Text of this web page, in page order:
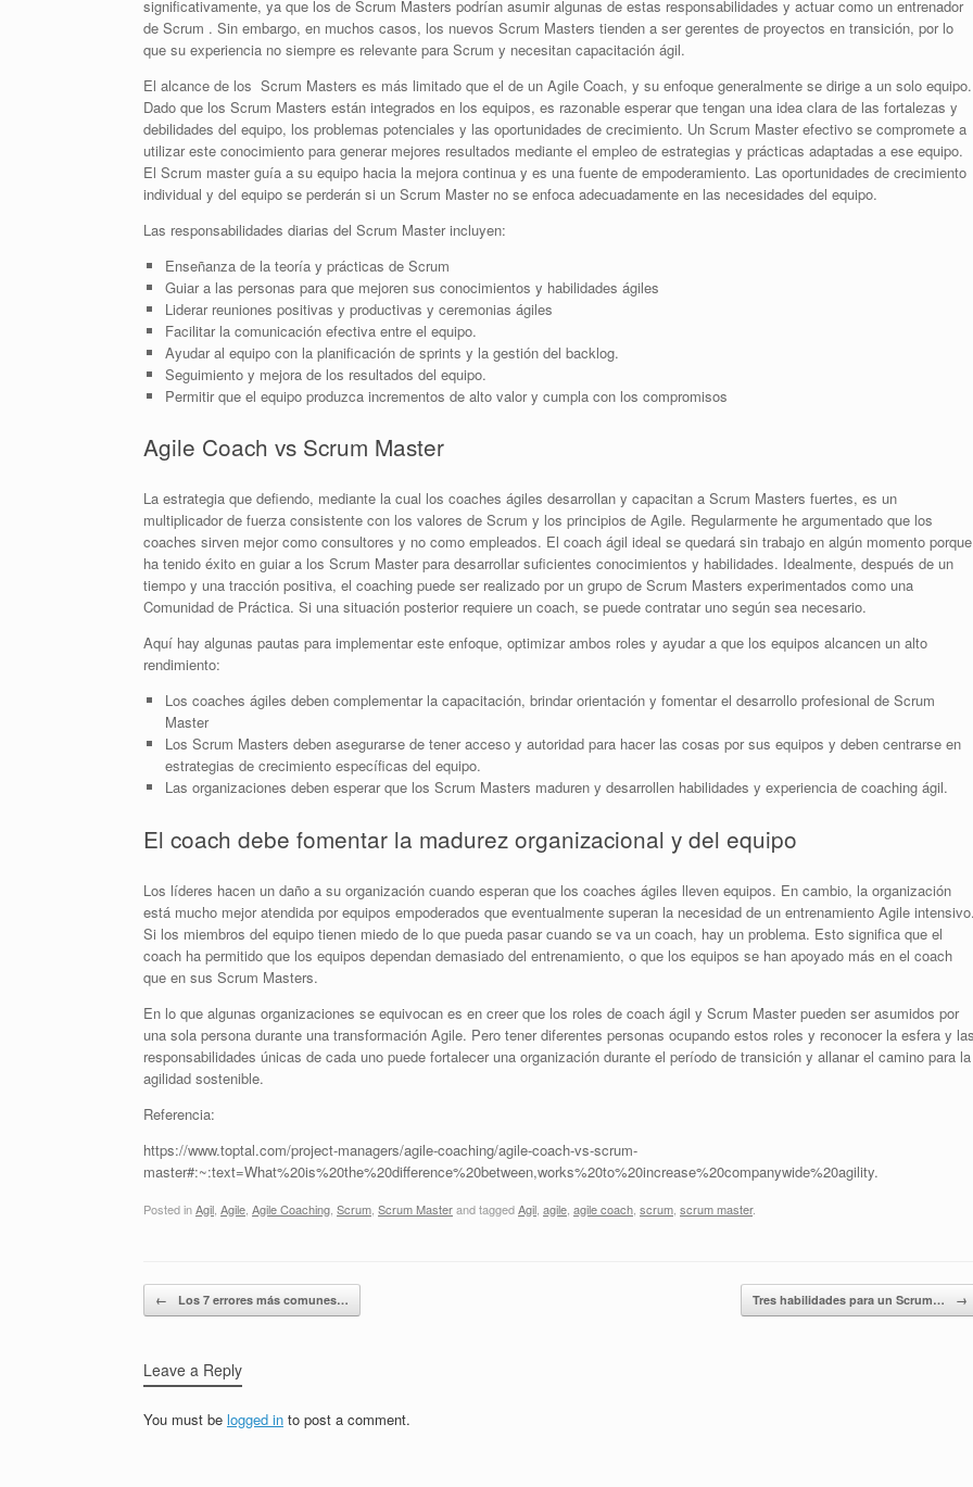
significativamente, ya que los de Scrum Masters podrían asumir algunas de estas responsabilidades y actuar como un entrenador
de Scrum . Sin embargo, en muchos casos, los nuevos Scrum Masters tienden a ser gerentes de proyectos en transición, por lo
que su experiencia no siempre es relevante para Scrum y necesitan capacitación ágil.
El alcance de los Scrum Masters es más limitado que el de un Agile Coach, y su enfoque generalmente se dirige a un solo equipo.
Dado que los Scrum Masters están integrados en los equipos, es razonable esperar que tengan una idea clara de las fortalezas y
debilidades del equipo, los problemas potenciales y las oportunidades de crecimiento. Un Scrum Master efectivo se compromete a
utilizar este conocimiento para generar mejores resultados mediante el empleo de estrategias y prácticas adaptadas a ese equipo.
El Scrum master guía a su equipo hacia la mejora continua y es una fuente de empoderamiento. Las oportunidades de crecimiento
individual y del equipo se perderán si un Scrum Master no se enfoca adecuadamente en las necesidades del equipo.
Las responsabilidades diarias del Scrum Master incluyen:
Enseñanza de la teoría y prácticas de Scrum
Guiar a las personas para que mejoren sus conocimientos y habilidades ágiles
Liderar reuniones positivas y productivas y ceremonias ágiles
Facilitar la comunicación efectiva entre el equipo.
Ayudar al equipo con la planificación de sprints y la gestión del backlog.
Seguimiento y mejora de los resultados del equipo.
Permitir que el equipo produzca incrementos de alto valor y cumpla con los compromisos
Agile Coach vs Scrum Master
La estrategia que defiendo, mediante la cual los coaches ágiles desarrollan y capacitan a Scrum Masters fuertes, es un
multiplicador de fuerza consistente con los valores de Scrum y los principios de Agile. Regularmente he argumentado que los
coaches sirven mejor como consultores y no como empleados. El coach ágil ideal se quedará sin trabajo en algún momento porque
ha tenido éxito en guiar a los Scrum Master para desarrollar suficientes conocimientos y habilidades. Idealmente, después de un
tiempo y una tracción positiva, el coaching puede ser realizado por un grupo de Scrum Masters experimentados como una
Comunidad de Práctica. Si una situación posterior requiere un coach, se puede contratar uno según sea necesario.
Aquí hay algunas pautas para implementar este enfoque, optimizar ambos roles y ayudar a que los equipos alcancen un alto
rendimiento:
Los coaches ágiles deben complementar la capacitación, brindar orientación y fomentar el desarrollo profesional de Scrum
Master
Los Scrum Masters deben asegurarse de tener acceso y autoridad para hacer las cosas por sus equipos y deben centrarse en
estrategias de crecimiento específicas del equipo.
Las organizaciones deben esperar que los Scrum Masters maduren y desarrollen habilidades y experiencia de coaching ágil.
El coach debe fomentar la madurez organizacional y del equipo
Los líderes hacen un daño a su organización cuando esperan que los coaches ágiles lleven equipos. En cambio, la organización
está mucho mejor atendida por equipos empoderados que eventualmente superan la necesidad de un entrenamiento Agile
Si los miembros del equipo tienen miedo de lo que pueda pasar cuando se va un coach, hay un problema. Esto significa que el
coach ha permitido que los equipos dependan demasiado del entrenamiento, o que los equipos se han apoyado más en el coach
que en sus Scrum Masters.
En lo que algunas organizaciones se equivocan es en creer que los roles de coach ágil y Scrum Master pueden ser asumidos por
una sola persona durante una transformación Agile. Pero tener diferentes personas ocupando estos roles y reconocer la esfera y
responsabilidades únicas de cada uno puede fortalecer una organización durante el período de transición y allanar el camino para la
agilidad sostenible.
Referencia:
https://www.toptal.com/project-managers/agile-coaching/agile-coach-vs-scrum-
master#:~:text=What%20is%20the%20difference%20between,works%20to%20increase%20companywide%20agility.
Posted inAgil, Agile, Agile Coaching, Scrum, Scrum Masterand taggedAgil, agile, agile coach, scrum, scrum master.
Post navigation
← Los 7 errores más comunes… Tres habilidades para un Scrum… →
Leave a Reply
You must be logged in to post a comment.